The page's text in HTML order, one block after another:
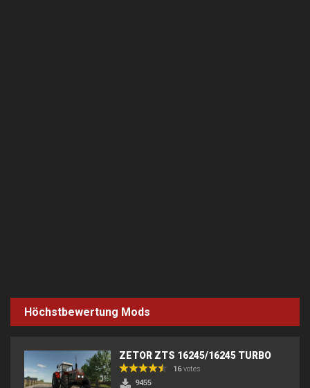
Höchstbewertung Mods
ZETOR ZTS 16245/16245 TURBO
16votes
9455